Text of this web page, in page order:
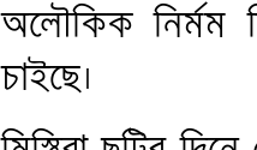
অলৌকিক নির্মম
চাইছে।